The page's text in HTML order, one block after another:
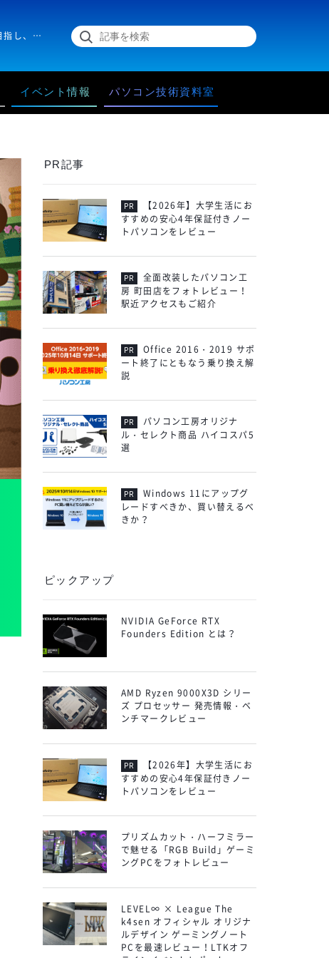
イラストレーターの兎本幸子さんにインタビュー。アニメーターを目指し、現在はイラストレーターとしても活躍。クリエイティブな仕事を続けられる秘訣とは？
イベント情報 パソコン技術資料室
PR記事
【2026年】大学生活にお
すすめの安心4年保証付きノー
トパソコンをレビュー
全面改装したパソコン工
房 町田店をフォトレビュー！
駅近アクセスもご紹介
Office 2016・2019 サポ
ート終了にともなう乗り換え解
説
パソコン工房オリジナ
ル・セレクト商品 ハイコスパ5
選
Windows 11にアップグ
レードすべきか、買い替えるべ
きか？
ピックアップ
NVIDIA GeForce RTX
Founders Edition とは？
AMD Ryzen 9000X3D シリー
ズ プロセッサー 発売情報・ベ
ンチマークレビュー
【2026年】大学生活にお
すすめの安心4年保証付きノー
トパソコンをレビュー
プリズムカット・ハーフミラー
で魅せる「RGB Build」ゲーミ
ングPCをフォトレビュー
LEVEL∞ × League The
k4sen オフィシャル オリジナ
ルデザイン ゲーミングノート
PCを最速レビュー！LTKオフ